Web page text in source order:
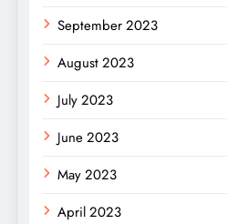
September 2023
August 2023
July 2023
June 2023
May 2023
April 2023